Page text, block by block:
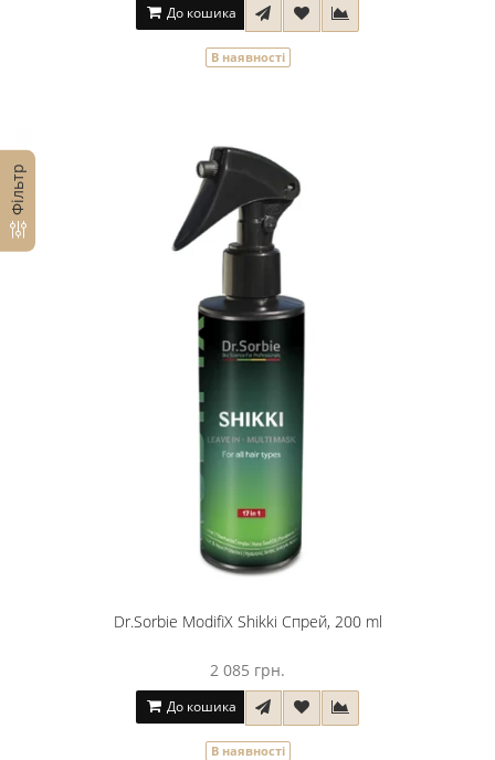
Фільтр
До кошика
В наявності
Dr.Sorbie ModifiX Shikki Спрей, 200 ml
2 085 грн.
До кошика
В наявності